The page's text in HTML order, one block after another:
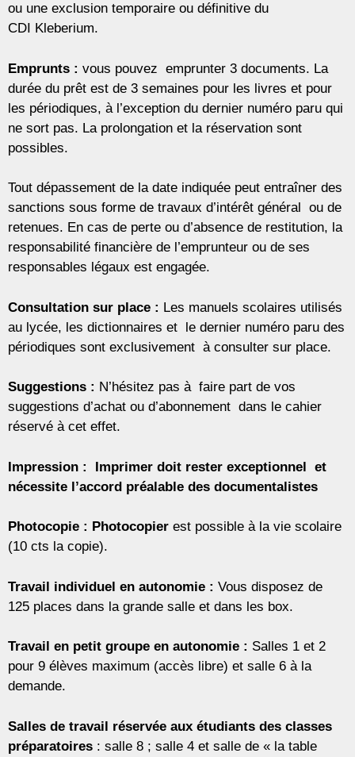
ou une exclusion temporaire ou définitive du
CDI Kleberium.
Emprunts : vous pouvez emprunter 3 documents. La
durée du prêt est de 3 semaines pour les livres et pour
les périodiques, à l’exception du dernier numéro paru qui
ne sort pas. La prolongation et la réservation sont
possibles.
Tout dépassement de la date indiquée peut entraîner des
sanctions sous forme de travaux d’intérêt général ou de
retenues. En cas de perte ou d’absence de restitution, la
responsabilité financière de l’emprunteur ou de ses
responsables légaux est engagée.
Consultation sur place : Les manuels scolaires utilisés
au lycée, les dictionnaires et le dernier numéro paru des
périodiques sont exclusivement à consulter sur place.
Suggestions : N’hésitez pas à faire part de vos
suggestions d’achat ou d’abonnement dans le cahier
réservé à cet effet.
Impression : Imprimer doit rester exceptionnel et
nécessite l’accord préalable des documentalistes
Photocopie : Photocopier est possible à la vie scolaire
(10 cts la copie).
Travail individuel en autonomie : Vous disposez de
125 places dans la grande salle et dans les box.
Travail en petit groupe en autonomie : Salles 1 et 2
pour 9 élèves maximum (accès libre) et salle 6 à la
demande.
Salles de travail réservée aux étudiants des classes
préparatoires : salle 8 ; salle 4 et salle de « la table